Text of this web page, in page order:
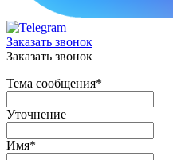
Заказать звонок
Заказать звонок
Тема сообщения*
Уточнение
Имя*